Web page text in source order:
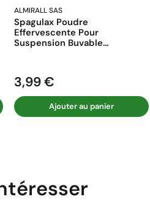
ALMIRALL SAS
Spagulax Poudre
Effervescente Pour
Suspension Buvable...
Prix
3,99 €
Ajouter au panier